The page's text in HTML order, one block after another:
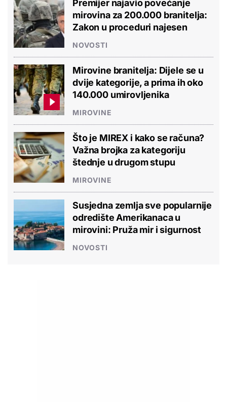
Premijer najavio povećanje
mirovina za 200.000 branitelja:
Zakon u proceduri najesen
NOVOSTI
Mirovine branitelja: Dijele se u
dvije kategorije, a prima ih oko
140.000 umirovljenika
MIROVINE
Što je MIREX i kako se računa?
Važna brojka za kategoriju
štednje u drugom stupu
MIROVINE
Susjedna zemlja sve popularnije
odredište Amerikanaca u
mirovini: Pruža mir i sigurnost
NOVOSTI